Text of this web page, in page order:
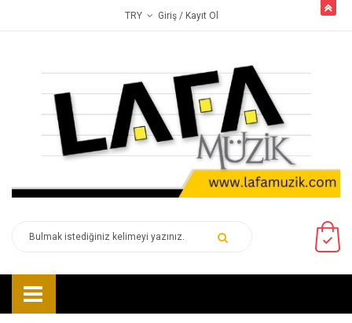
TRY Giriş / Kayıt Ol